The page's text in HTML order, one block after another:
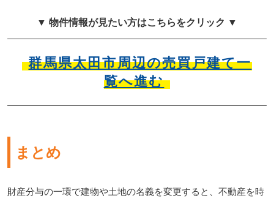
▼ 物件情報が見たい方はこちらをクリック ▼
群馬県太田市周辺の売買戸建て一
覧へ進む
まとめ
財産分与の一環で建物や土地の名義を変更すると、不動産を時